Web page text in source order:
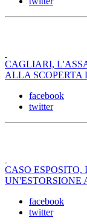
CAGLIARI,
ALLA SCOPERTA
facebook
twitter
CASO
UN'ESTORSIONE
facebook
twitter